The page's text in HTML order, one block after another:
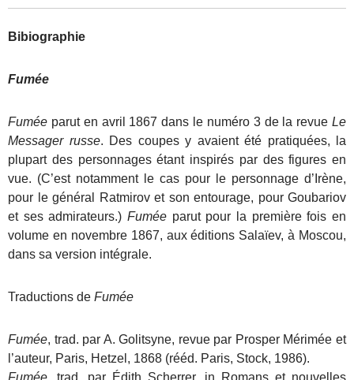
Bibiographie
Fumée
Fumée parut en avril 1867 dans le numéro 3 de la revue Le
Messager russe. Des coupes y avaient été pratiquées, la
plupart des personnages étant inspirés par des figures en
vue. (C’est notamment le cas pour le personnage d’Irène,
pour le général Ratmirov et son entourage, pour Goubariov
et ses admirateurs.) Fumée parut pour la première fois en
volume en novembre 1867, aux éditions Salaïev, à Moscou,
dans sa version intégrale.
Traductions de Fumée
Fumée, trad. par A. Golitsyne, revue par Prosper Mérimée et
l’auteur, Paris, Hetzel, 1868 (rééd. Paris, Stock, 1986).